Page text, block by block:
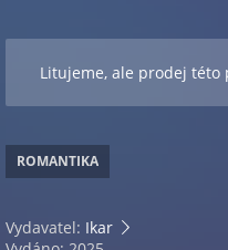
Litujeme, ale prodej této
ROMANTIKA
Vydavatel: Ikar